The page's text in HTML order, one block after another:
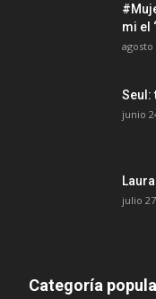
mi el
agosto
Seul:
junio
julio
Categoría